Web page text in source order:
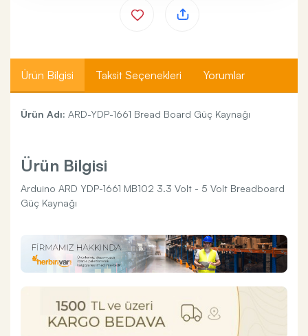
Ürün Bilgisi Taksit Seçenekleri Yorumlar
Ürün Adı: ARD-YDP-1661 Bread Board Güç Kaynağı
Ürün Bilgisi
Arduino ARD YDP-1661 MB102 3.3 Volt - 5 Volt Breadboard
Güç Kaynağı